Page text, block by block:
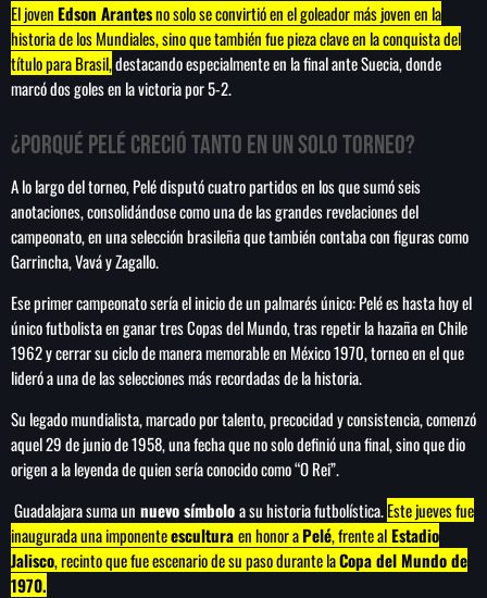
SEARCH
NOTAS
Cofepris niega vínculo de lechugas con
ciclosporiasis en EE.UU.
Estados Unidos sanciona a cinco entidades y ocho
funcionarios del aparato militar cubano
México arrasa en los Juegos
Centroamericanos y del Caribe con 407
El jovenEdson Arantesno solo se convirtió en el goleador más joven en la
historia de los Mundiales, sino que también fue pieza clave en la conquista del
título para Brasil,destacando especialmente en la final ante Suecia, donde
marcó dos goles en la victoria por 5-2.
¿Porqué Pelé creció tanto en un solo torneo?
A lo largo del torneo, Pelé disputó cuatro partidos en los que sumó seis
anotaciones, consolidándose como una de las grandes revelaciones del
campeonato, en una selección brasileña que también contaba con figuras como
Garrincha, Vavá y Zagallo.
Ese primer campeonato sería el inicio de un palmarés único: Pelé es hasta hoy el
único futbolista en ganar tres Copas del Mundo, tras repetir la hazaña en Chile
1962 y cerrar su ciclo de manera memorable en México 1970, torneo en el que
lideró a una de las selecciones más recordadas de la historia.
Su legado mundialista, marcado por talento, precocidad y consistencia, comenzó
aquel 29 de junio de 1958, una fecha que no solo definió una final, sino que dio
origen a la leyenda de quien sería conocido como “O Rei”.
Guadalajara suma un nuevo símboloa su historia futbolística.Este jueves fue
inaugurada una imponenteesculturaen honor aPelé, frente alEstadio
Jalisco, recinto que fue escenario de su paso durante laCopa del Mundo de
1970.